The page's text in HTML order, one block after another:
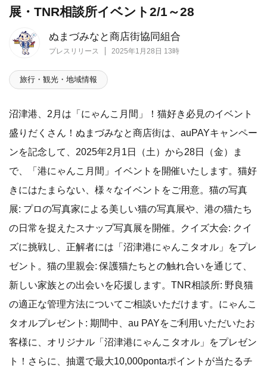
ぬまづみなと商店街協同組合
プレスリリース 2025年1月28日 13時
展・TNR相談所イベント2/1～28
旅行・観光・地域情報
沼津港、2月は「にゃんこ月間」！猫好き必見のイベント
盛りだくさん！ぬまづみなと商店街は、auPAYキャンペー
ンを記念して、2025年2月1日（土）から28日（金）ま
で、「港にゃんこ月間」イベントを開催いたします。猫好
きにはたまらない、様々なイベントをご用意。猫の写真
展: プロの写真家による美しい猫の写真展や、港の猫たち
の日常を捉えたスナップ写真展を開催。クイズ大会: クイ
ズに挑戦し、正解者には「沼津港にゃんこタオル」をプレ
ゼント。猫の里親会: 保護猫たちとの触れ合いを通じて、
新しい家族との出会いを応援します。TNR相談所: 野良猫
の適正な管理方法についてご相談いただけます。にゃんこ
タオルプレゼント: 期間中、au PAYをご利用いただいたお
客様に、オリジナル「沼津港にゃんこタオル」をプレゼン
ト！さらに、抽選で最大10,000pontaポイントが当たるチ